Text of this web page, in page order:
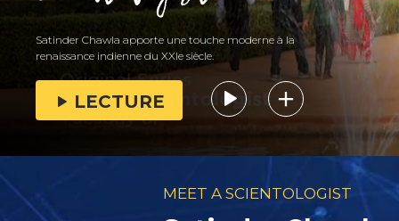
Satinder Chawla apporte une touche moderne à la
renaissance indienne du XXIe siècle.
LECTURE
MEET A SCIENTOLOGIST